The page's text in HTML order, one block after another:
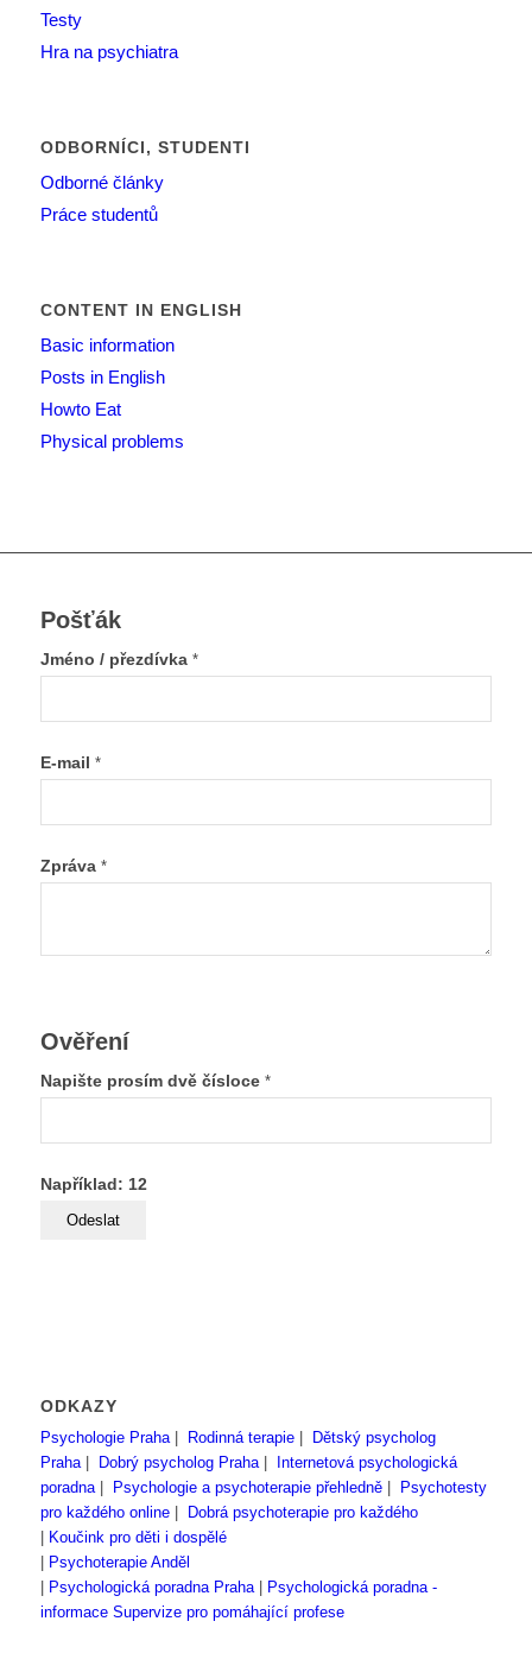
Testy
Hra na psychiatra
ODBORNÍCI, STUDENTI
Odborné články
Práce studentů
CONTENT IN ENGLISH
Basic information
Posts in English
Howto Eat
Physical problems
Pošťák
Jméno / přezdívka *
E-mail *
Zpráva *
Ověření
Napište prosím dvě čísloce *
Například: 12
ODKAZY
Psychologie Praha| Rodinná terapie|
Dětský psycholog
Praha| Dobrý psycholog Praha|
Internetová psychologická
poradna| Psychologie a psychoterapie přehledně|
Psychotesty
pro každého online|
Dobrá psychoterapie pro každého
Koučink pro děti i dospělé
Psychoterapie Anděl
Psychologická poradna Praha|
Psychologická poradna -
informace Supervize pro pomáhající profese